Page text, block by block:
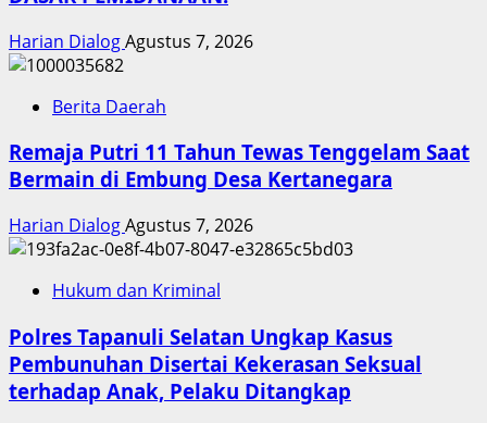
Harian DialogAgustus 7, 2026
Berita Daerah
Remaja Putri 11 Tahun Tewas Tenggelam Saat
Bermain di Embung Desa Kertanegara
Harian DialogAgustus 7, 2026
Hukum dan Kriminal
Polres Tapanuli Selatan Ungkap Kasus
Pembunuhan Disertai Kekerasan Seksual
terhadap Anak, Pelaku Ditangkap